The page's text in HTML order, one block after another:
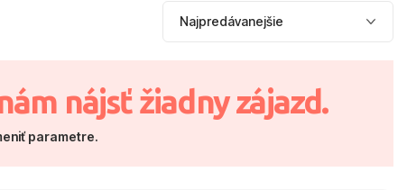
nájsť žiadny zájazd.
parametre.